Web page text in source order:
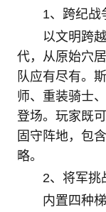
1、跨纪战
以文明跨
代，从原始穴
队应有尽有。
师、重装骑士
登场。玩家既
固守阵地，包
略。
2、将军挑
内置四种